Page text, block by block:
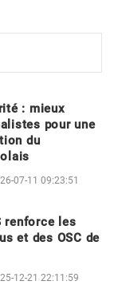
: mieux
pour une
du
07-11 09:23:51
renforce les
et des OSC de
12-21 22:11:59